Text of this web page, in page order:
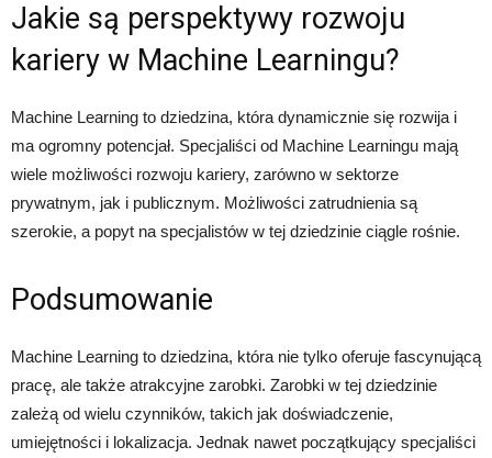
Jakie są perspektywy rozwoju
kariery w Machine Learningu?
Machine Learning to dziedzina, która dynamicznie się rozwija i
ma ogromny potencjał. Specjaliści od Machine Learningu mają
wiele możliwości rozwoju kariery, zarówno w sektorze
prywatnym, jak i publicznym. Możliwości zatrudnienia są
szerokie, a popyt na specjalistów w tej dziedzinie ciągle rośnie.
Podsumowanie
Machine Learning to dziedzina, która nie tylko oferuje fascynującą
pracę, ale także atrakcyjne zarobki. Zarobki w tej dziedzinie
zależą od wielu czynników, takich jak doświadczenie,
umiejętności i lokalizacja. Jednak nawet początkujący specjaliści